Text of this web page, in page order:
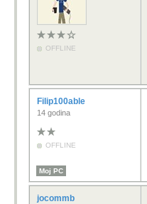
OFFLINE
Filip100able
14 godina
OFFLINE
Moj PC
jocommb